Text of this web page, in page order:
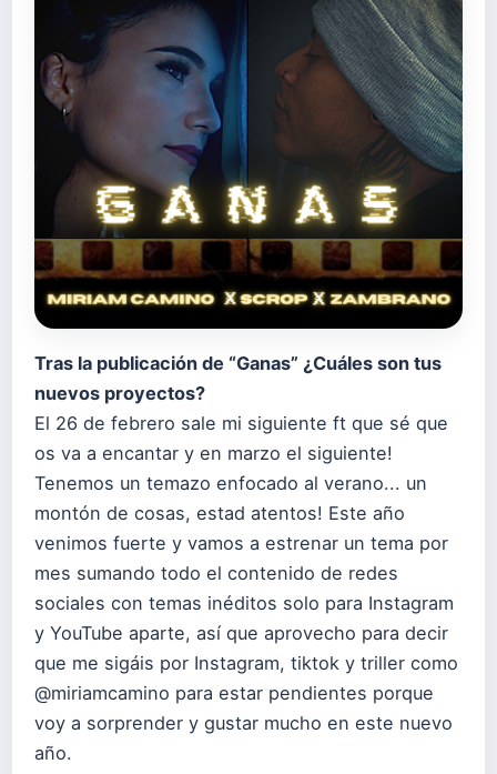
Tras la publicación de “Ganas” ¿Cuáles son tus
nuevos proyectos?
El 26 de febrero sale mi siguiente ft que sé que
os va a encantar y en marzo el siguiente!
Tenemos un temazo enfocado al verano... un
montón de cosas, estad atentos! Este año
venimos fuerte y vamos a estrenar un tema por
mes sumando todo el contenido de redes
sociales con temas inéditos solo para Instagram
y YouTube aparte, así que aprovecho para decir
que me sigáis por Instagram, tiktok y triller como
@miriamcamino para estar pendientes porque
voy a sorprender y gustar mucho en este nuevo
año.